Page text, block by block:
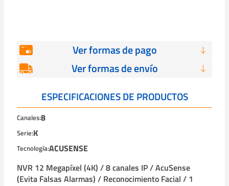
Ver formas de pago
Ver formas de envío
ESPECIFICACIONES DE PRODUCTOS
Canales:8
Serie:K
Tecnología:ACUSENSE
NVR 12 Megapíxel (4K) / 8 canales IP / AcuSense
(Evita Falsas Alarmas) / Reconocimiento Facial / 1